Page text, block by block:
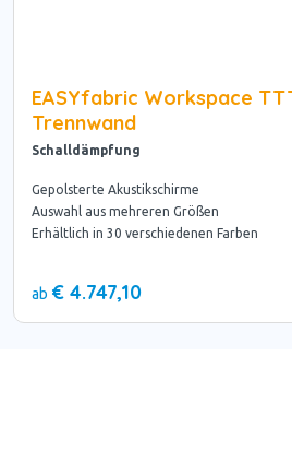
EASYfabric Workspace
Trennwand
Schalldämpfung
Gepolsterte Akustikschirme
Auswahl aus mehreren Größen
Erhältlich in 30 verschiedenen
ab € 4.747,10